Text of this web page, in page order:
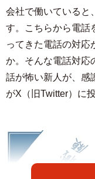
会社で働いていると
す。こちらから電話
ってきた電話の対応
か。そんな電話対応
話が怖い新人が、感
がX（旧Twitter）に